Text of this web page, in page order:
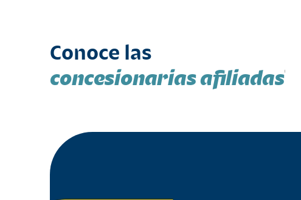
Conoce las
concesionarias afiliadas